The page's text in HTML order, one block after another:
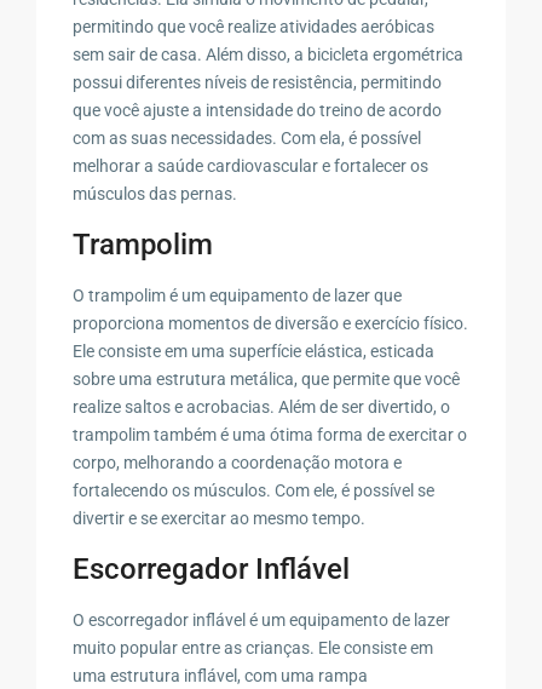
permitindo que você realize atividades aeróbicas
sem sair de casa. Além disso, a bicicleta ergométrica
possui diferentes níveis de resistência, permitindo
que você ajuste a intensidade do treino de acordo
com as suas necessidades. Com ela, é possível
melhorar a saúde cardiovascular e fortalecer os
músculos das pernas.
Trampolim
O trampolim é um equipamento de lazer que
proporciona momentos de diversão e exercício físico.
Ele consiste em uma superfície elástica, esticada
sobre uma estrutura metálica, que permite que você
realize saltos e acrobacias. Além de ser divertido, o
trampolim também é uma ótima forma de exercitar o
corpo, melhorando a coordenação motora e
fortalecendo os músculos. Com ele, é possível se
divertir e se exercitar ao mesmo tempo.
Escorregador Inflável
O escorregador inflável é um equipamento de lazer
muito popular entre as crianças. Ele consiste em
uma estrutura inflável, com uma rampa